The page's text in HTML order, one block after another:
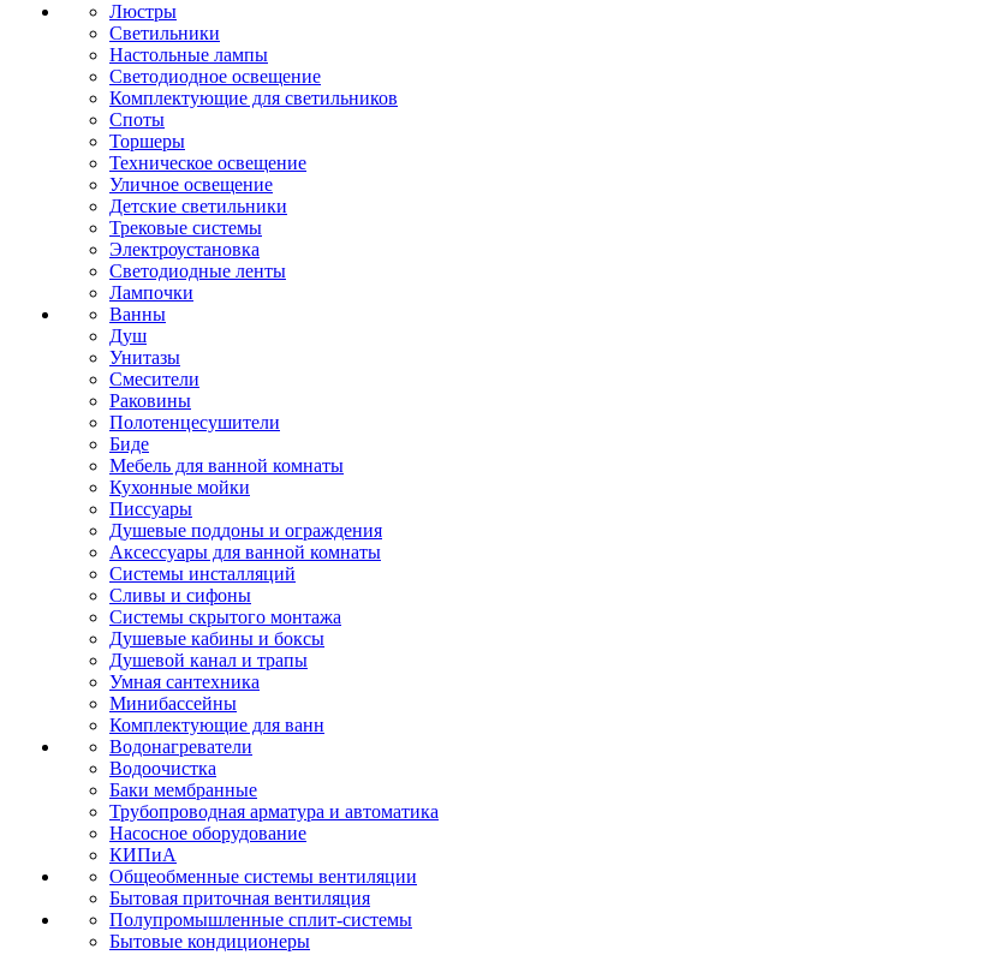
Люстры
Светильники
Настольные лампы
Светодиодное освещение
Комплектующие для светильников
Споты
Торшеры
Техническое освещение
Уличное освещение
Детские светильники
Трековые системы
Электроустановка
Светодиодные ленты
Лампочки
Ванны
Душ
Унитазы
Смесители
Раковины
Полотенцесушители
Биде
Мебель для ванной комнаты
Кухонные мойки
Писсуары
Душевые поддоны и ограждения
Аксессуары для ванной комнаты
Системы инсталляций
Сливы и сифоны
Системы скрытого монтажа
Душевые кабины и боксы
Душевой канал и трапы
Умная сантехника
Минибассейны
Комплектующие для ванн
Водонагреватели
Водоочистка
Баки мембранные
Трубопроводная арматура и автоматика
Насосное оборудование
КИПиА
Общеобменные системы вентиляции
Бытовая приточная вентиляция
Полупромышленные сплит-системы
Бытовые кондиционеры